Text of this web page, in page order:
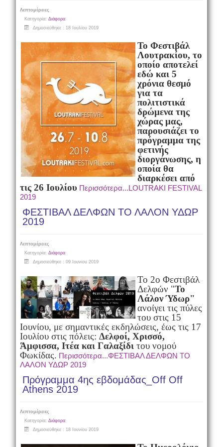
Λεπτομέρειες
Κατηγορία: Διάφορα
Δημοσιεύθηκε : 18 Ιουλίου 2019
Το Φεστιβάλ
Λουτρακίου, το
οποίο αποτελεί
εδώ και 5
χρόνια θεσμό
για τα
πολιτιστικά
δρώμενα της
χώρας μας,
παρουσιάζει το
πρόγραμμα της
φετινής
διοργάνωσης, η
οποία θα
διαρκέσει από
τις 26 Ιουλίου Περισσότερα...LOUTRAKI FESTIVAL
2019
ΦΕΣΤΙΒΑΛ ΔΕΛΦΩΝ ΤΟ ΛΑΛΟΝ ΥΔΩΡ
2019
Λεπτομέρειες
Κατηγορία: Διάφορα
Δημοσιεύθηκε : 09 Ιουνίου 2019
Το 2o Φεστιβάλ
Δελφών "Το
Λάλον Ύδωρ"
ανοίγει τις πύλες
του στις 15
Ιουνίου, με σημαντικές εκδηλώσεις, έως τις 17
Ιουλίου στις πόλεις: Δελφοί, Χρισσό,
Άμφισσα, Ιτέα και Γαλαξίδιτου νομού
Φωκίδας. Περισσότερα...ΦΕΣΤΙΒΑΛ ΔΕΛΦΩΝ ΤΟ
ΛΑΛΟΝ ΥΔΩΡ 2019
Πρόγραμμα 4ης εβδομάδας_Off Off
Athens 2019
Λεπτομέρειες
Κατηγορία: Διάφορα
Δημοσιεύθηκε : 18 Ιουνίου 2019